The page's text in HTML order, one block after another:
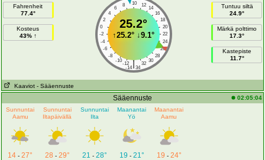
Fahrenheit
77.4°
Kosteus
43% ↑
10
8 12
6
14
4
16
2
18
0
20
-2
22
-4
24
-6
26
-8
28
-10
30
-12 32
|
-14 34
25.2°
↑25.2° ↓9.1°
Tuntuu siltä
24.9°
Märkä polttimo
17.3°
Kastepiste
11.7°
Kaaviot - Sääennuste
Sääennuste
02:05:04
Sunnuntai
Aamu
Sunnuntai
Iltapäivällä
Sunnuntai
Ilta
Maanantai
Yö
Maanantai
Aamu
14 -27° 28 - 29° 21 - 28° 19 - 21° 19 - 24°